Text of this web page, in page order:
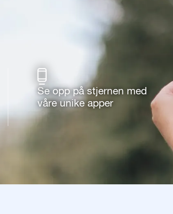
Se opp på stjernen med
våre unike apper